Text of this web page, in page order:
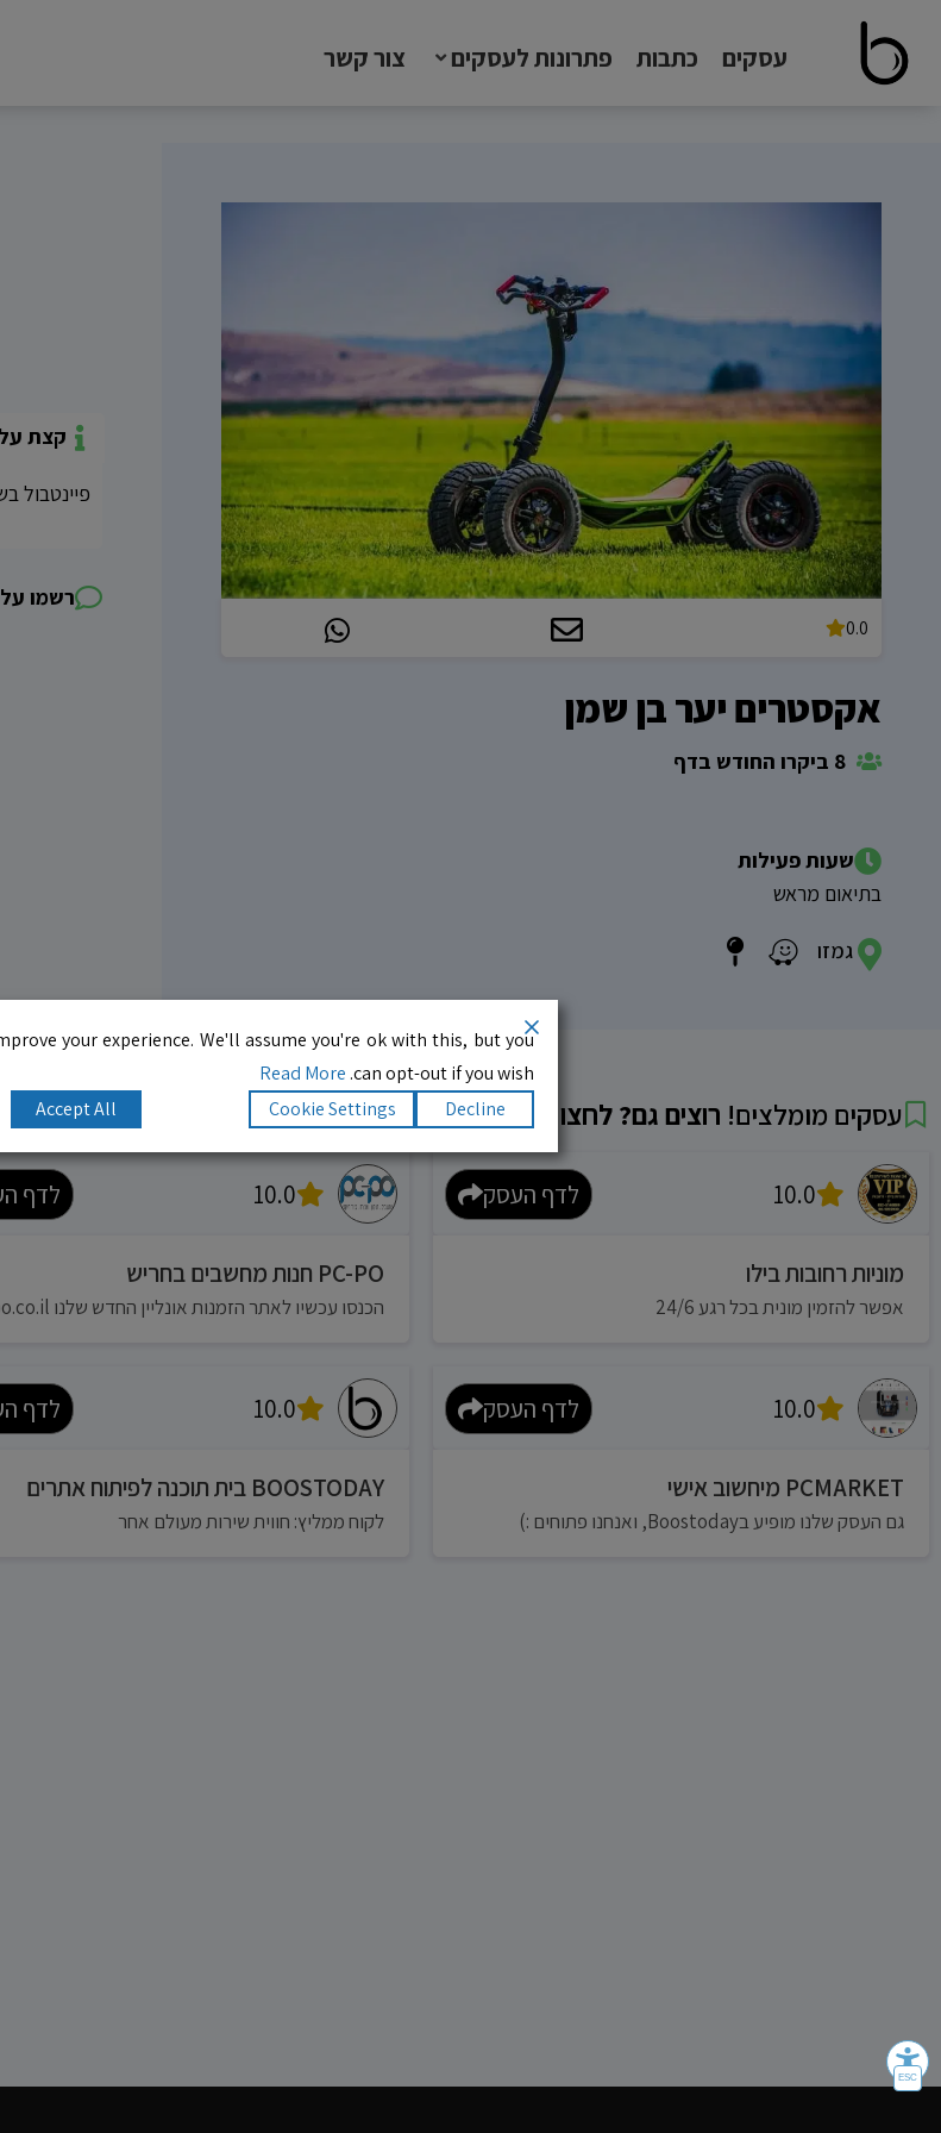
עסקים כתבות פתרונות לעסקים צור קשר
0.0
אקסטרים יער בן שמן
שעות פעילות
בתיאום מראש
גמזו
קצת
פיינטבול
רשמו
עסקים מומלצים! רוצים גם? לחצו כאן
10.0 לדף העסק
מוניות רחובות בילו
אפשר להזמין מונית בכל רגע 24/6
10.0 לדף
PC-PO חנות מחשבים בחריש
הכנסו עכשיו לאתר הזמנות אונליין החדש שלנו pc-po.co.il
10.0 לדף העסק
PCMARKET מיחשוב אישי
גם העסק שלנו מופיע בBoostoday, ואנחנו פתוחים :)
10.0 לדף
BOOSTODAY בית תוכנה לפיתוח אתרים
לקוח ממליץ: חווית שירות מעולם אחר
your experience. We'll assume you're ok with this, but you
can opt-out if you wish.
Read More
Decline
Cookie Settings
Accept All